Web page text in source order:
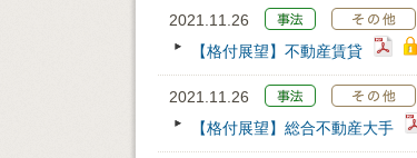
2021.11.26
【格付展望】不動産賃貸
2021.11.26
【格付展望】総合不動産大手